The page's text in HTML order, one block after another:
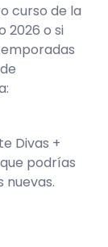
curso de la
2026 o si
Divas +
podrías